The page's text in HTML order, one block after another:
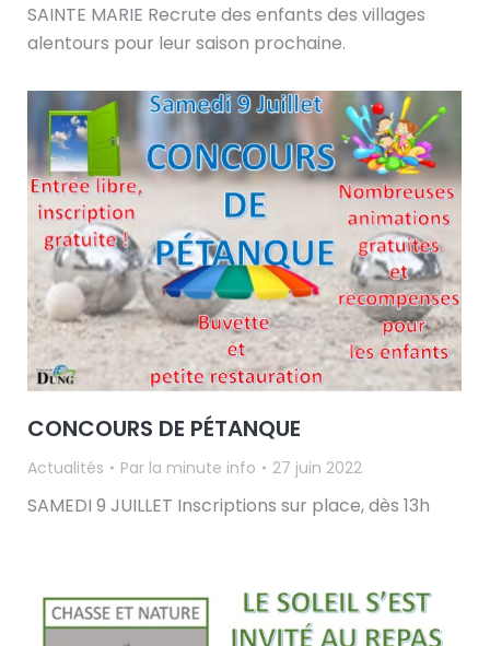
SAINTE MARIE Recrute des enfants des villages
alentours pour leur saison prochaine.
CONCOURS DE PÉTANQUE
Actualités Par la minute info 27 juin 2022
SAMEDI 9 JUILLET Inscriptions sur place, dès 13h